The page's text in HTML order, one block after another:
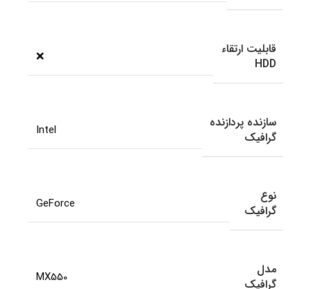
قابلیت ارتقاء
HDD
❌
سازنده پردازنده
گرافیک
Intel
نوع
گرافیک
GeForce
مدل
گرافیک
MX550